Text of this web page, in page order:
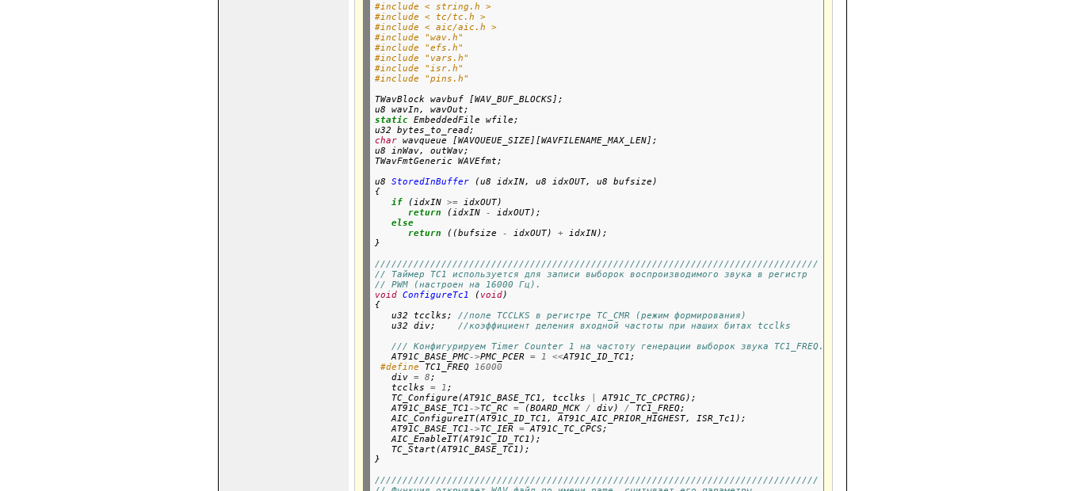
#include < string.h >
#include < tc/tc.h >
#include < aic/aic.h >
#include "wav.h"
#include "efs.h"
#include "vars.h"
#include "isr.h"
#include "pins.h"
TWavBlock wavbuf [WAV_BUF_BLOCKS];
static
EmbeddedFile wfile;
char wavqueue [WAVQUEUE_SIZE][WAVFILENAME_MAX_LEN];
u8 inWav, outWav;
TWavFmtGeneric WAVEfmt;
u8 StoredInBuffer (u8 idxIN, u8 idxOUT, u8 bufsize)
{
if (idxIN >=
idxOUT)
return
(idxIN -
idxOUT);
else
return
((bufsize - idxOUT) +
idxIN);
}
////////////////////////////////////////////////////////////////////////////////
// Таймер TC1 используется для записи выборок воспроизводимого звука в регистр
// PWM (настроен на 16000 Гц).
void ConfigureTc1 (void)
{
   u32 tcclks;
//поле TCCLKS в регистре TC_CMR (режим формирования)
   u32 div;
//коэффициент деления входной частоты при наших битах tcclks
/// Конфигурируем Timer Counter 1 на частоту генерации выборок звука TC1_FREQ.
   AT91C_BASE_PMC
->PMC_PCER = 1 <<AT91C_ID_TC1;
#define TC1_FREQ 16000
   div
= 8;
   tcclks
= 1;
   TC_Configure(AT91C_BASE_TC1, tcclks
AT91C_TC_CPCTRG);
   AT91C_BASE_TC1
->TC_RC = (BOARD_MCK / div) /
TC1_FREQ;
   AIC_ConfigureIT(AT91C_ID_TC1, AT91C_AIC_PRIOR_HIGHEST, ISR_Tc1);
   AT91C_BASE_TC1
->TC_IER = AT91C_TC_CPCS;
   AIC_EnableIT(AT91C_ID_TC1);
   TC_Start(AT91C_BASE_TC1);
}
////////////////////////////////////////////////////////////////////////////////